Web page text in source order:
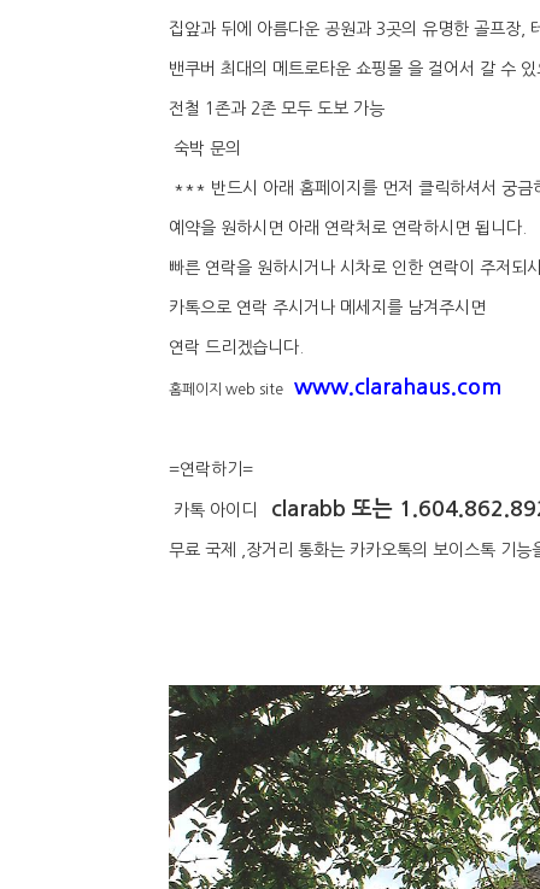
집앞과 뒤에 아름다운 공원과 3곳의 유명한 골프장,
밴쿠버 최대의 메트로타운 쇼핑몰 을 걸어서 갈 수
전철 1존과 2존 모두 도보 가능
숙박 문의
*** 반드시 아래 홈페이지를 먼저 클릭하셔서 궁
예약을 원하시면 아래 연락처로 연락하시면 됩니다.
빠른 연락을 원하시거나 시차로 인한 연락이 주저되
카톡으로 연락 주시거나 메세지를 남겨주시면
연락 드리겠습니다.
홈페이지 web site www.clarahaus.com
=연락하기=
카톡 아이디 clarabb 또는
무료 국제 ,장거리 통화는 카카오톡의 보이스톡 기능